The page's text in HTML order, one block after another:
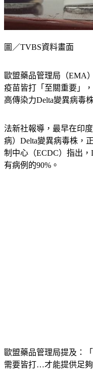
圖／TVBS資料畫面
歐盟藥品管理局（EMA
疫苗皆打「至關重要」
高傳染力Delta變異病毒
法新社報導，最早在印
病）Delta變異病毒株，
制中心（ECDC）指出
有病例的90%。
歐盟藥品管理局提及：
需要皆打…才能提供足夠